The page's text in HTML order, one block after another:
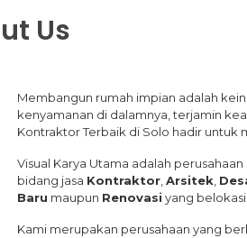
Us
Membangun rumah impian adalah
kenyamanan di dalamnya, terjamin
Kontraktor Terbaik di Solo hadir untuk
Visual Karya Utama adalah
bidang jasa Kontraktor Arsitek
Baru maupun Renovasi yang
Kami merupakan perusahaan yang